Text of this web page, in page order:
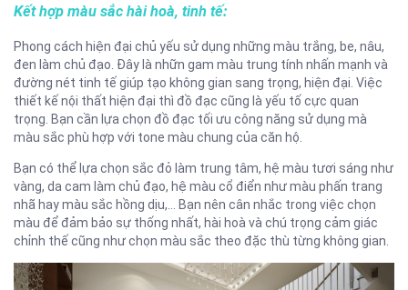
Kết hợp màu sắc hài hoà, tinh tế:
Phong cách hiện đại chủ yếu sử dụng những màu trắng, be, nâu,
đen làm chủ đạo. Đây là nhữn gam màu trung tính nhấn mạnh và
đường nét tinh tế giúp tạo không gian sang trọng, hiện đại. Việc
thiết kế nội thất hiện đại thì đồ đạc cũng là yếu tố cực quan
trọng. Bạn cần lựa chọn đồ đạc tối ưu công năng sử dụng mà
màu sắc phù hợp với tone màu chung của căn hộ.
Bạn có thể lựa chọn sắc đỏ làm trung tâm, hệ màu tươi sáng như
vàng, da cam làm chủ đạo, hệ màu cổ điển như màu phấn trang
nhã hay màu sắc hồng dịu,… Bạn nên cân nhắc trong việc chọn
màu để đảm bảo sự thống nhất, hài hoà và chú trọng cảm giác
chỉnh thế cũng như chọn màu sắc theo đặc thù từng không gian.